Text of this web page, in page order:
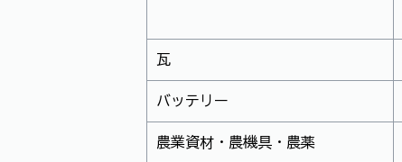
瓦
バッテリー
農業資材・農機具・農薬